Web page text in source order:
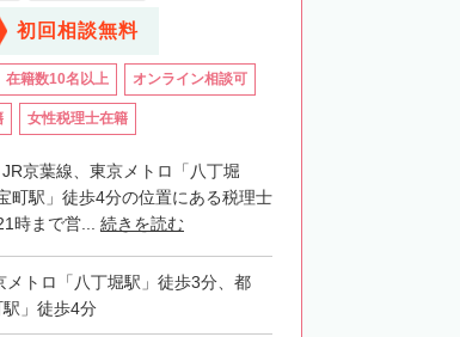
初回相談無料
在籍数10名以上 オンライン相談可
女性税理士在籍
京葉線、東京メトロ「八丁堀
町駅」徒歩4分の位置にある税理士
時まで営... 続きを読む
メトロ「八丁堀駅」徒歩3分、都
」徒歩4分